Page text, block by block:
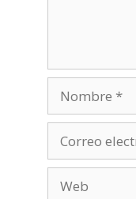
electrónico